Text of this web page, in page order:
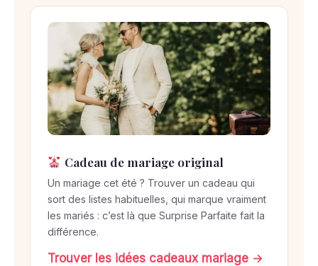
Cadeau de mariage original
Un mariage cet été ? Trouver un cadeau qui
sort des listes habituelles, qui marque vraiment
les mariés : c’est là que Surprise Parfaite fait la
différence.
Trouver les idées cadeaux mariage →